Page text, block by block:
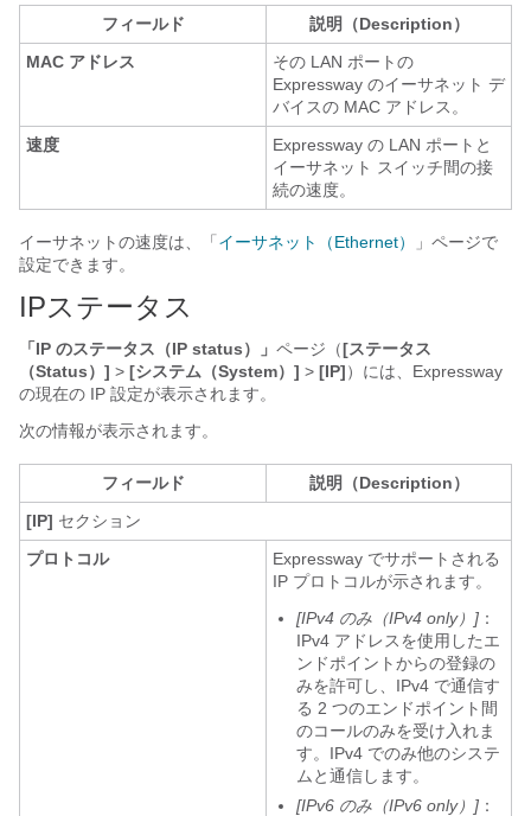
フィールド
説明（Description）
MAC アドレス
その LAN ポートの
Expressway のイーサネット デ
バイスの MAC アドレス。
速度
Expressway の LAN ポートと
イーサネット スイッチ間の接
続の速度。
イーサネットの速度は、「 イーサネット（Ethernet）
」ページで
設定できます。
IPステータス
「IP のステータス（IP status）」 ページ（[ステータス
（Status）] > [システム（System）] > [IP]）には、Expressway
の現在の IP 設定が表示されます。
次の情報が表示されます。
フィールド
説明（Description）
[IP] セクション
プロトコル
Expressway でサポートされる
IP プロトコルが示されます。
[IPv4 のみ（IPv4 only）] ：
IPv4 アドレスを使用したエ
ンドポイントからの登録の
みを許可し、IPv4 で通信す
る 2 つのエンドポイント間
のコールのみを受け入れま
す。IPv4 でのみ他のシステ
ムと通信します。
[IPv6 のみ（IPv6 only）] ：